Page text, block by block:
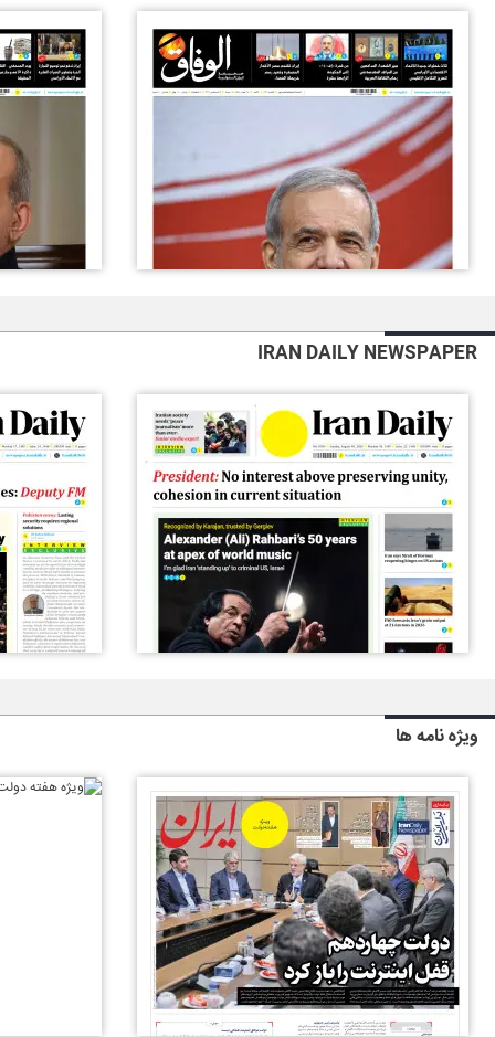
IRAN DAILY NEWSPAPER
ویژه نامه ها